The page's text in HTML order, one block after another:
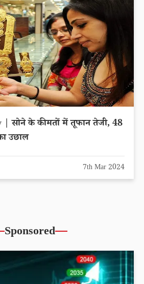
| सोने के कीमतों में तूफान तेजी, 48
उछाल
7th Mar 2024
Sponsored